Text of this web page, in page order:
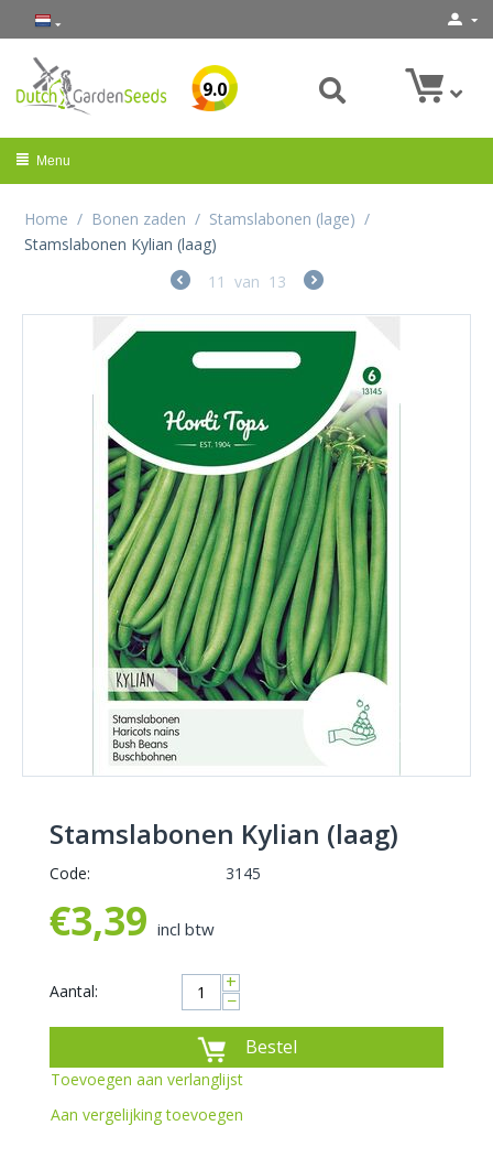
9.0
Menu
Home / Bonen zaden / Stamslabonen (lage) /
Stamslabonen Kylian (laag)
11 van 13
Stamslabonen Kylian (laag)
Code: 3145
€3,39 incl btw
Aantal: +
−
Bestel
Toevoegen aan verlanglijst
Aan vergelijking toevoegen